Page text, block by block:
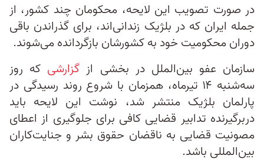
در صورت تصویب این لایحه، محکومان چند کشور، از
جمله ایران که در بلژیک زندانی‌اند، برای گذراندن باقی
دوران محکومیت خود به کشورشان بازگردانده می‌شوند.
سازمان عفو بین‌الملل در بخشی از گزارشی که روز
سه‌‌شنبه ۱۴ تیرماه، همزمان با شروع روند رسیدگی در
پارلمان بلژیک منتشر شد، نوشت این لایحه باید
دربرگیرنده تدابیر قضایی کافی برای جلوگیری از اعطای
مصونیت قضایی به ناقضان حقوق بشر و جنایت‌کاران
بین‌المللی باشد.